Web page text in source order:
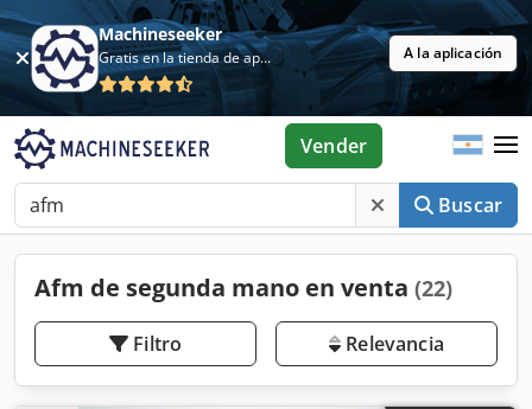
Machineseeker
Gratis en la tienda de aplicaciones A la aplicación
Buscar
Vender
Afm de segunda mano en venta (22)
Filtro Relevancia